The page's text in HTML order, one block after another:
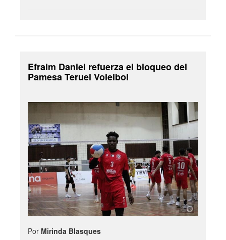
Efraim Daniel refuerza el bloqueo del
Pamesa Teruel Voleibol
Por Mirinda Blasques